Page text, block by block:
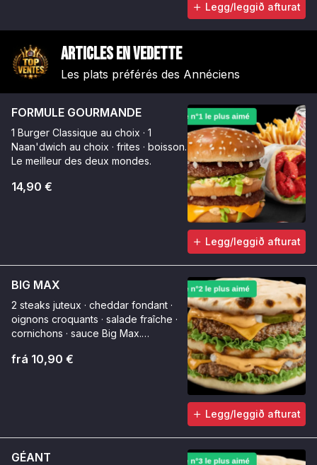
Legg/leggið afturat
Articles en vedette
Les plats préférés des Annéciens
FORMULE GOURMANDE
1 Burger Classique au choix · 1
Naan'dwich au choix · frites · boisson.
Le meilleur des deux mondes.
14,90 €
Legg/leggið afturat
BIG MAX
2 steaks juteux · cheddar fondant ·
oignons croquants · salade fraîche ·
cornichons · sauce Big Max.
frá 10,90 €
Legg/leggið afturat
GÉANT